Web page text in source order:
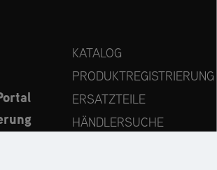
KATALOG
PRODUKTREGISTRIERUNG
ERSATZTEILE
HÄNDLERSUCHE